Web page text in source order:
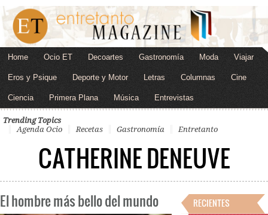
Home Ocio ET Decoartes Gastronomía Moda Viajar
Eros y Psique Deporte y Motor Letras Columnas Cine
Ciencia Primera Plana Música Entrevistas
Trending Topics
Agenda Ocio
Recetas Gastronomía Entretanto
CATHERINE DENEUVE
El hombre más bello del mundo
RECIENTES